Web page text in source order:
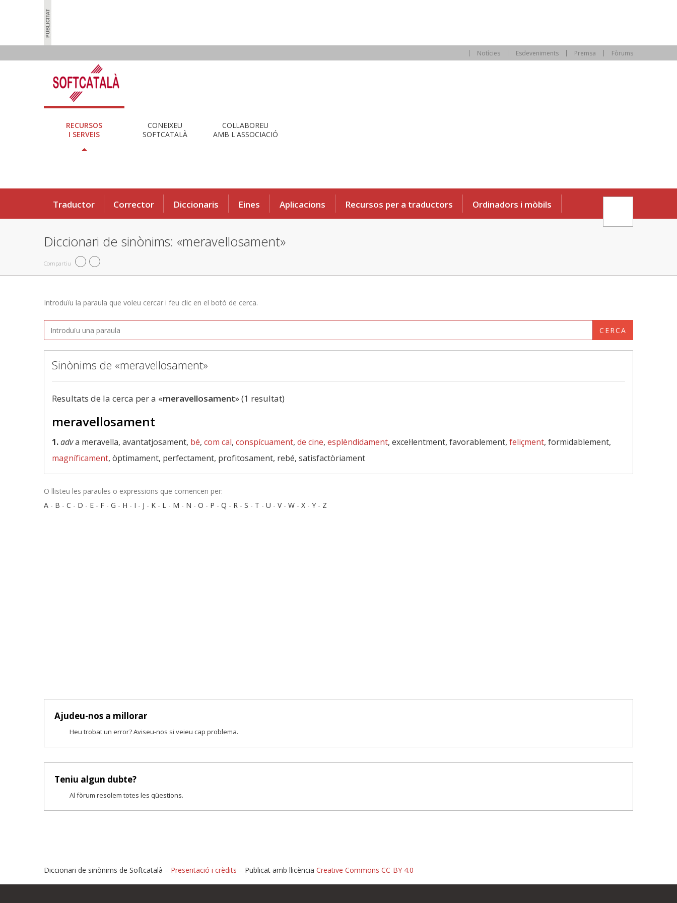
Notícies Esdeveniments Premsa Fòrums
RECURSOS
I SERVEIS
CONEIXEU
SOFTCATALÀ
COL·LABOREU
AMB L'ASSOCIACIÓ
Traductor Corrector Diccionaris Eines Aplicacions Recursos per a traductors Ordinadors i mòbils
Diccionari de sinònims: «meravellosament»
Compartiu
Introduïu la paraula que voleu cercar i feu clic en el botó de cerca.
CERCA
Sinònims de «meravellosament»
Resultats de la cerca per a «meravellosament» (1 resultat)
meravellosament
1.adva meravella, avantatjosament, bé, com cal, conspícuament, de cine, esplèndidament, excel·lentment, favorablement, feliçment, formidablement,
magníficament, òptimament, perfectament, profitosament, rebé, satisfactòriament
O llisteu les paraules o expressions que comencen per:
A - B - C - D - E - F - G - H - I - J - K - L - M - N - O - P - Q - R - S - T - U - V- W - X - Y - Z
Ajudeu-nos a millorar
Heu trobat un error? Aviseu-nos si veieu cap problema.
Teniu algun dubte?
Al fòrum resolem totes les qüestions.
Diccionari de sinònims de Softcatalà – Presentació i crèdits – Publicat amb llicència Creative Commons CC-BY 4.0